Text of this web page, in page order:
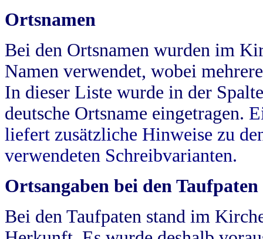
Ortsnamen
Bei den Ortsnamen wurden im
Namen verwendet, wobei
In dieser Liste wurde in der
deutsche Ortsname eingetragen.
liefert zusätzliche Hinweise zu
verwendeten Schreibvarianten.
Ortsangaben bei den Taufpaten
Bei den Taufpaten stand im